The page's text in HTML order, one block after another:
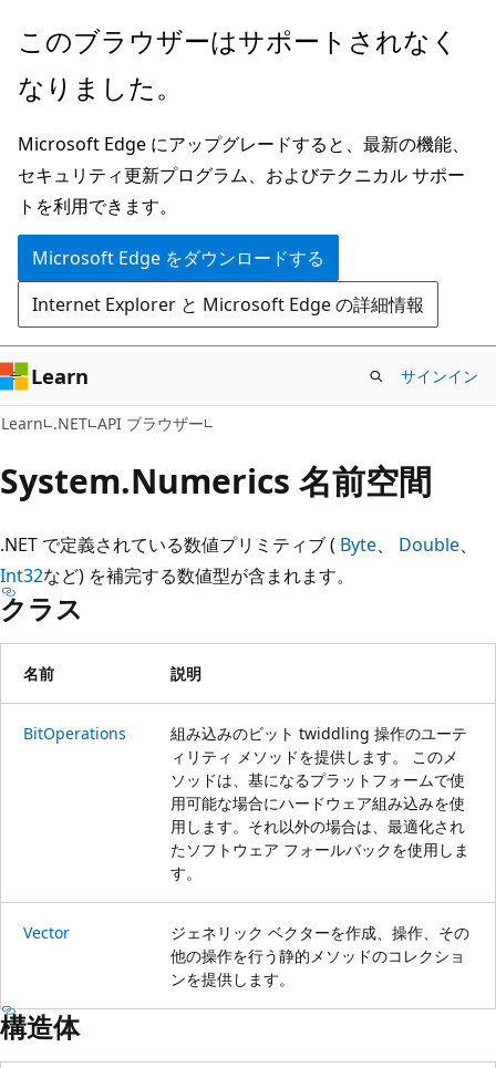
メ
ン
ン
テ
ン
ツ
に
ス
キ
ッ
プ
ペ
ジ
ナ
ビ
ゲ
ー
シ
ョ
ン
に
ス
キ
プ
このブラウザーはサポートされなく
なりました。
Microsoft Edge にアップグレードすると、最新の機能、
セキュリティ更新プログラム、およびテクニカル サポー
トを利用できます。
Microsoft Edge をダウンロードする
Internet Explorer と Microsoft Edge の詳細情報
Learn サインイン
Learn .NET API ブラウザー
System.Numerics 名前空間
.NET で定義されている数値プリミティブ ( Byte、 Double、
Int32など) を補完する数値型が含まれます。
クラス
名前 説明
BitOperations
組み込みのビット twiddling 操作のユーテ
ィリティ メソッドを提供します。 このメ
ソッドは、基になるプラットフォームで使
用可能な場合にハードウェア組み込みを使
用します。それ以外の場合は、最適化され
たソフトウェア フォールバックを使用しま
す。
Vector
ジェネリック ベクターを作成、操作、その
他の操作を行う静的メソッドのコレクショ
ンを提供します。
構造体